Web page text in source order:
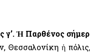
γ’. Ἡ Παρθένος
Θεσσαλονίκη ἡ